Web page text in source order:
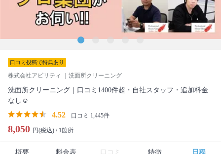
口コミ投稿で特典あり
株式会社アビリティ ｜洗面所クリーニング
洗面所クリーニング｜口コミ1400件超・自社スタッフ・追加料金
なし☺️
4.52 口コミ 1,445件
8,050 円(税込) / 1箇所
概要 料金表 口コミ 特徴 日程